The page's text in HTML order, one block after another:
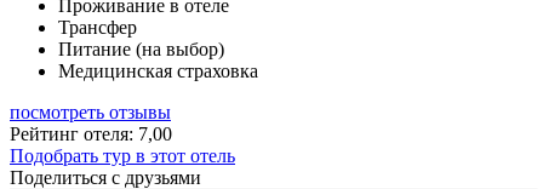
Проживание в отеле
Трансфер
Питание (на выбор)
Медицинская страховка
посмотреть отзывы
Рейтинг отеля: 7,00
Подобрать тур в этот отель
Поделиться с друзьями